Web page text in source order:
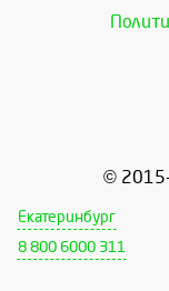
©
Екатеринбург
8 800 6000 311